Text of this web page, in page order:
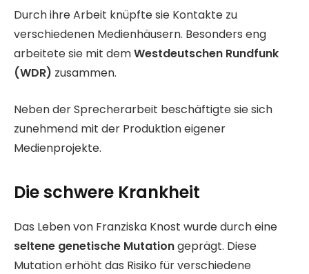
Durch ihre Arbeit knüpfte sie Kontakte zu
verschiedenen Medienhäusern. Besonders eng
arbeitete sie mit demWestdeutschen Rundfunk
(WDR) zusammen.
Neben der Sprecherarbeit beschäftigte sie sich
zunehmend mit der Produktion eigener
Medienprojekte.
Die schwere Krankheit
Das Leben von Franziska Knost wurde durch eine
seltene genetische Mutationgeprägt. Diese
Mutation erhöht das Risiko für verschiedene